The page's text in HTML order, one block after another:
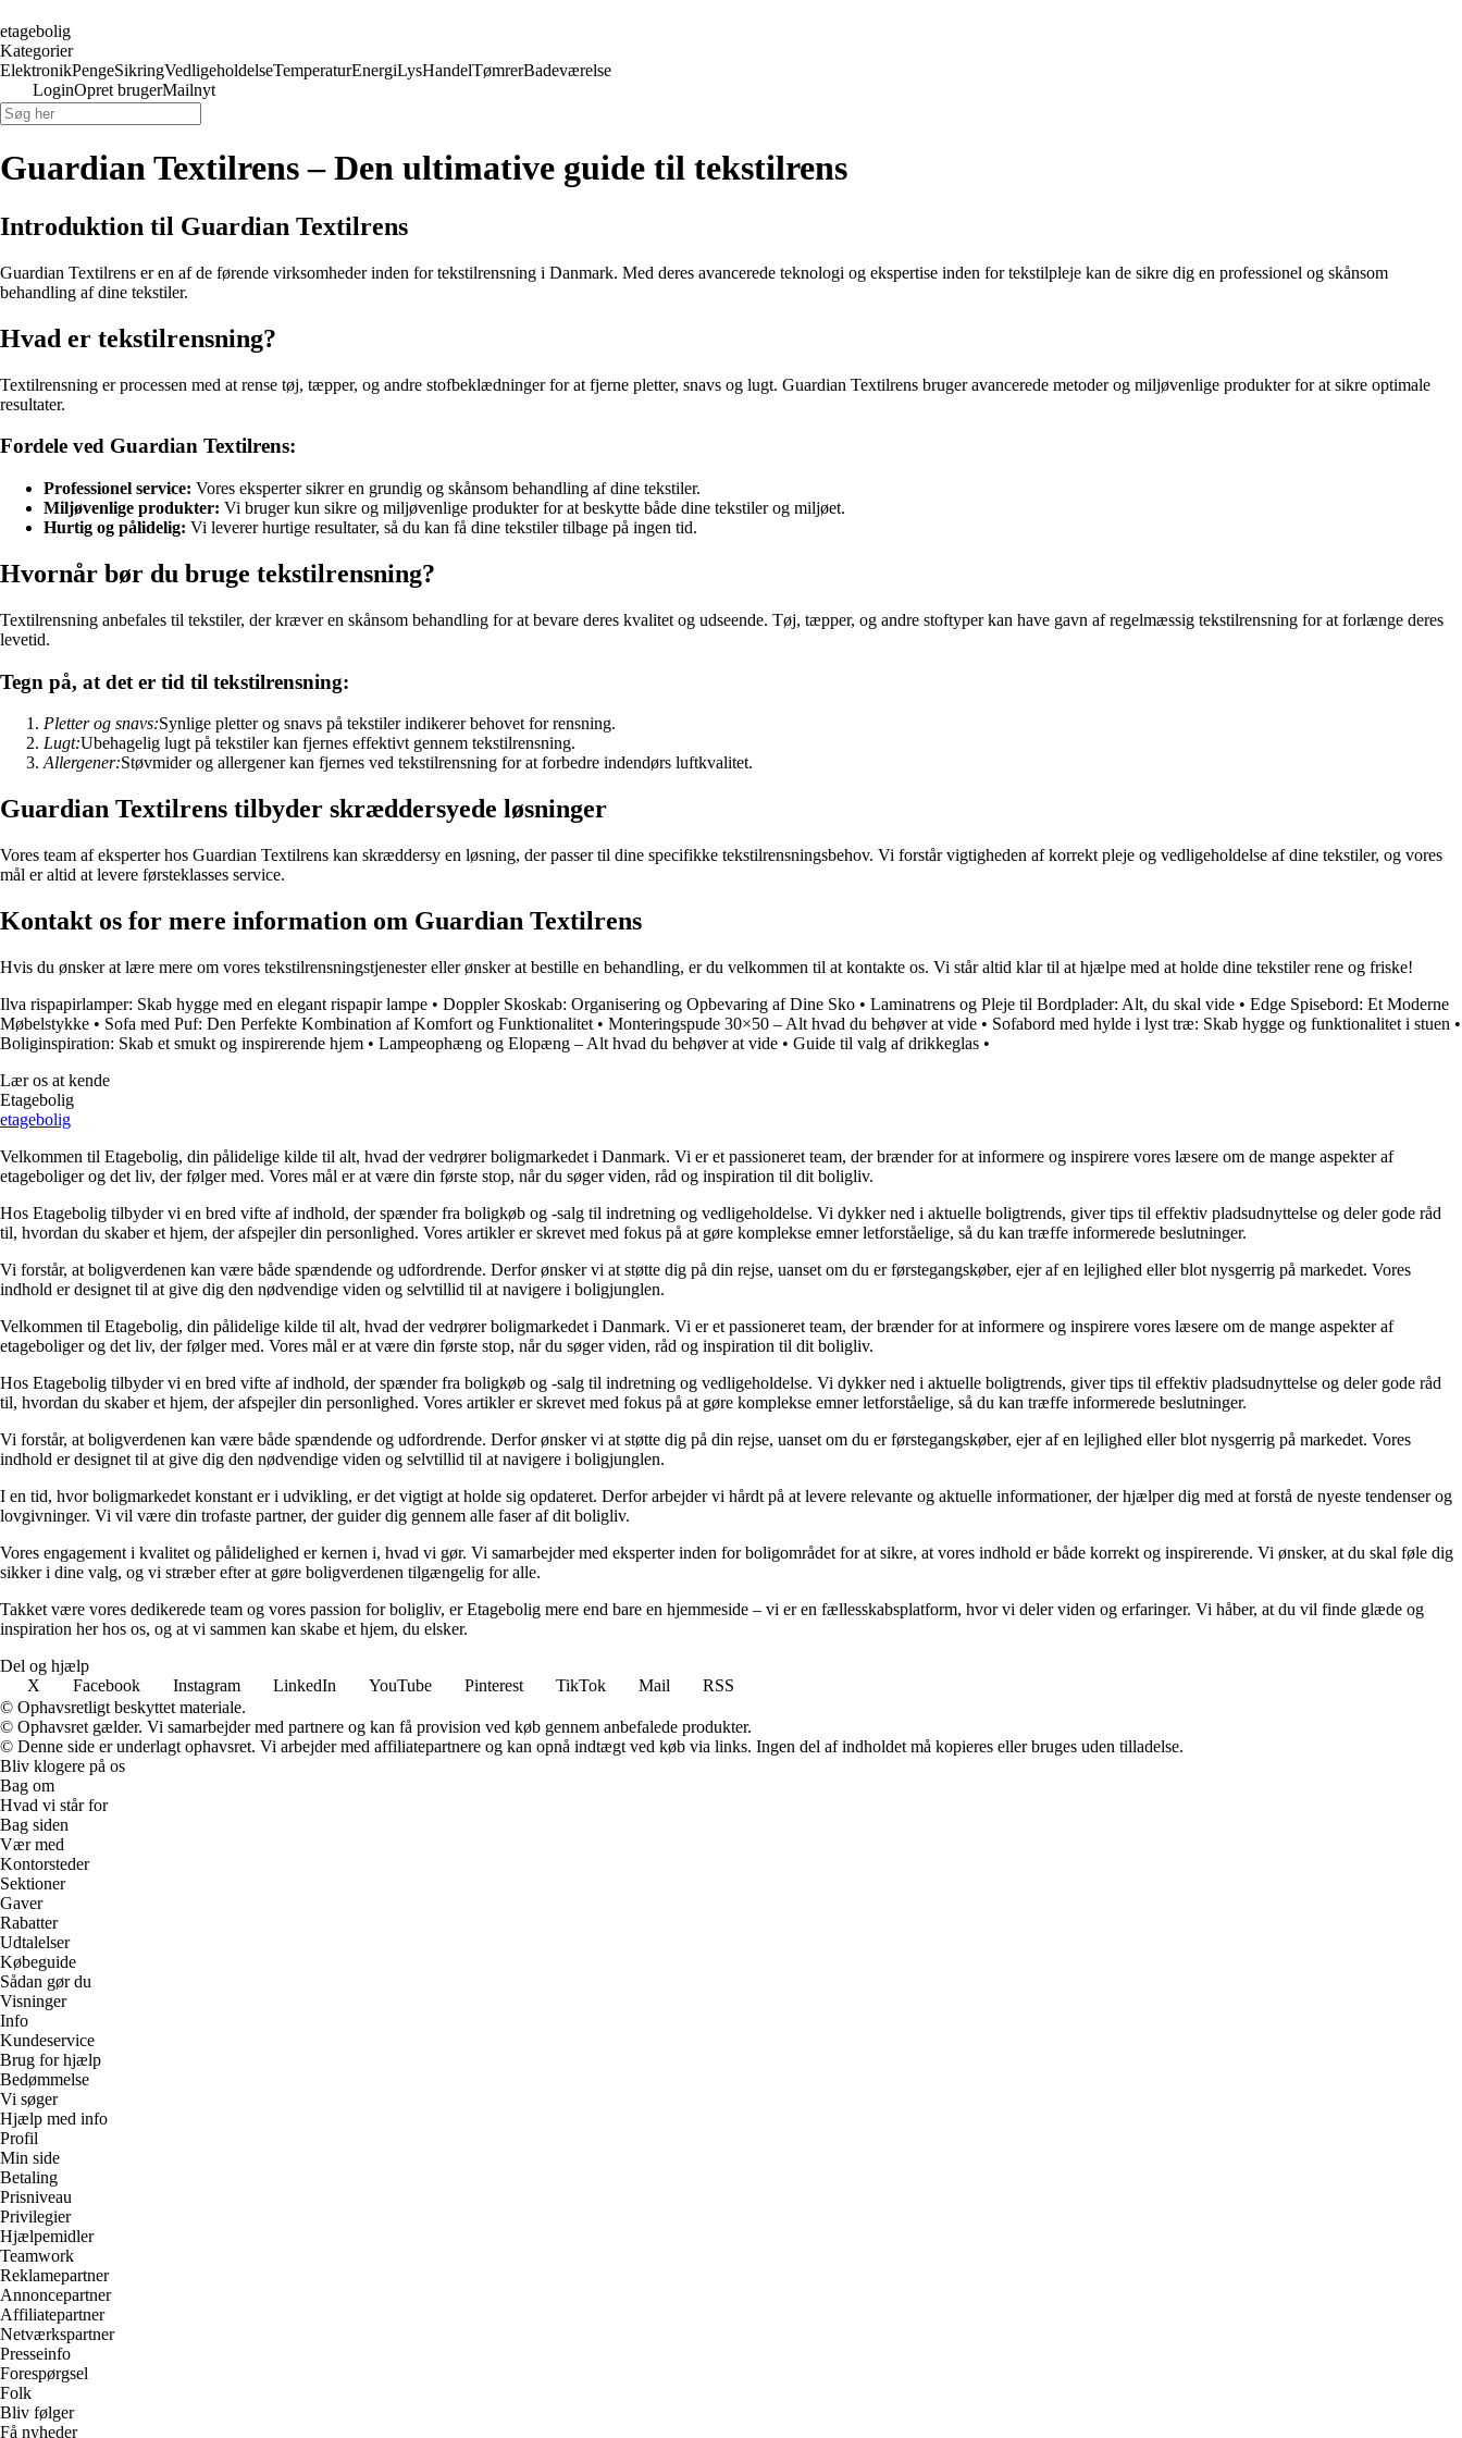
etagebolig
Kategorier
ElektronikPengeSikringVedligeholdelseTemperaturEnergiLysHandelTømrerBadeværelse
LoginOpret brugerMailnyt
Guardian Textilrens – Den ultimative guide til tekstilrens
Introduktion til Guardian Textilrens
Guardian Textilrens er en af de førende virksomheder inden for tekstilrensning i Danmark. Med deres avancerede teknologi og ekspertise inden for tekstilpleje kan de sikre dig en professionel og skånsom
behandling af dine tekstiler.
Hvad er tekstilrensning?
Textilrensning er processen med at rense tøj, tæpper, og andre stofbeklædninger for at fjerne pletter, snavs og lugt. Guardian Textilrens bruger avancerede metoder og miljøvenlige produkter for at sikre optimale
resultater.
Fordele ved Guardian Textilrens:
Professionel service: Vores eksperter sikrer en grundig og skånsom behandling af dine tekstiler.
Miljøvenlige produkter: Vi bruger kun sikre og miljøvenlige produkter for at beskytte både dine tekstiler og miljøet.
Hurtig og pålidelig: Vi leverer hurtige resultater, så du kan få dine tekstiler tilbage på ingen tid.
Hvornår bør du bruge tekstilrensning?
Textilrensning anbefales til tekstiler, der kræver en skånsom behandling for at bevare deres kvalitet og udseende. Tøj, tæpper, og andre stoftyper kan have gavn af regelmæssig tekstilrensning for at forlænge deres
levetid.
Tegn på, at det er tid til tekstilrensning:
Pletter og snavs:Synlige pletter og snavs på tekstiler indikerer behovet for rensning.
Lugt:Ubehagelig lugt på tekstiler kan fjernes effektivt gennem tekstilrensning.
Allergener:Støvmider og allergener kan fjernes ved tekstilrensning for at forbedre indendørs luftkvalitet.
Guardian Textilrens tilbyder skræddersyede løsninger
Vores team af eksperter hos Guardian Textilrens kan skræddersy en løsning, der passer til dine specifikke tekstilrensningsbehov. Vi forstår vigtigheden af korrekt pleje og vedligeholdelse af dine tekstiler, og vores
mål er altid at levere førsteklasses service.
Kontakt os for mere information om Guardian Textilrens
Hvis du ønsker at lære mere om vores tekstilrensningstjenester eller ønsker at bestille en behandling, er du velkommen til at kontakte os. Vi står altid klar til at hjælpe med at holde dine tekstiler rene og friske!
Ilva rispapirlamper: Skab hygge med en elegant rispapir lampe • Doppler Skoskab: Organisering og Opbevaring af Dine Sko • Laminatrens og Pleje til Bordplader: Alt, du skal vide • Edge Spisebord: Et Moderne
Møbelstykke • Sofa med Puf: Den Perfekte Kombination af Komfort og Funktionalitet • Monteringspude 30×50 – Alt hvad du behøver at vide • Sofabord med hylde i lyst træ: Skab hygge og funktionalitet i stuen •
Boliginspiration: Skab et smukt og inspirerende hjem • Lampeophæng og Elopæng – Alt hvad du behøver at vide • Guide til valg af drikkeglas •
Lær os at kende
Etagebolig
etagebolig
Velkommen til Etagebolig, din pålidelige kilde til alt, hvad der vedrører boligmarkedet i Danmark. Vi er et passioneret team, der brænder for at informere og inspirere vores læsere om de mange aspekter af
etageboliger og det liv, der følger med. Vores mål er at være din første stop, når du søger viden, råd og inspiration til dit boligliv.
Hos Etagebolig tilbyder vi en bred vifte af indhold, der spænder fra boligkøb og -salg til indretning og vedligeholdelse. Vi dykker ned i aktuelle boligtrends, giver tips til effektiv pladsudnyttelse og deler gode råd
til, hvordan du skaber et hjem, der afspejler din personlighed. Vores artikler er skrevet med fokus på at gøre komplekse emner letforståelige, så du kan træffe informerede beslutninger.
Vi forstår, at boligverdenen kan være både spændende og udfordrende. Derfor ønsker vi at støtte dig på din rejse, uanset om du er førstegangskøber, ejer af en lejlighed eller blot nysgerrig på markedet. Vores
indhold er designet til at give dig den nødvendige viden og selvtillid til at navigere i boligjunglen.
Velkommen til Etagebolig, din pålidelige kilde til alt, hvad der vedrører boligmarkedet i Danmark. Vi er et passioneret team, der brænder for at informere og inspirere vores læsere om de mange aspekter af
etageboliger og det liv, der følger med. Vores mål er at være din første stop, når du søger viden, råd og inspiration til dit boligliv.
Hos Etagebolig tilbyder vi en bred vifte af indhold, der spænder fra boligkøb og -salg til indretning og vedligeholdelse. Vi dykker ned i aktuelle boligtrends, giver tips til effektiv pladsudnyttelse og deler gode råd
til, hvordan du skaber et hjem, der afspejler din personlighed. Vores artikler er skrevet med fokus på at gøre komplekse emner letforståelige, så du kan træffe informerede beslutninger.
Vi forstår, at boligverdenen kan være både spændende og udfordrende. Derfor ønsker vi at støtte dig på din rejse, uanset om du er førstegangskøber, ejer af en lejlighed eller blot nysgerrig på markedet. Vores
indhold er designet til at give dig den nødvendige viden og selvtillid til at navigere i boligjunglen.
I en tid, hvor boligmarkedet konstant er i udvikling, er det vigtigt at holde sig opdateret. Derfor arbejder vi hårdt på at levere relevante og aktuelle informationer, der hjælper dig med at forstå de nyeste tendenser og
lovgivninger. Vi vil være din trofaste partner, der guider dig gennem alle faser af dit boligliv.
Vores engagement i kvalitet og pålidelighed er kernen i, hvad vi gør. Vi samarbejder med eksperter inden for boligområdet for at sikre, at vores indhold er både korrekt og inspirerende. Vi ønsker, at du skal føle dig
sikker i dine valg, og vi stræber efter at gøre boligverdenen tilgængelig for alle.
Takket være vores dedikerede team og vores passion for boligliv, er Etagebolig mere end bare en hjemmeside – vi er en fællesskabsplatform, hvor vi deler viden og erfaringer. Vi håber, at du vil finde glæde og
inspiration her hos os, og at vi sammen kan skabe et hjem, du elsker.
Del og hjælp
X
Facebook Instagram LinkedIn YouTube Pinterest TikTok Mail
RSS
© Ophavsretligt beskyttet materiale.
© Ophavsret gælder. Vi samarbejder med partnere og kan få provision ved køb gennem anbefalede produkter.
© Denne side er underlagt ophavsret. Vi arbejder med affiliatepartnere og kan opnå indtægt ved køb via links. Ingen del af indholdet må kopieres eller bruges uden tilladelse.
Bliv klogere på os
Bag om
Hvad vi står for
Bag siden
Vær med
Kontorsteder
Sektioner
Gaver
Rabatter
Udtalelser
Købeguide
Sådan gør du
Visninger
Info
Kundeservice
Brug for hjælp
Bedømmelse
Vi søger
Hjælp med info
Profil
Min side
Betaling
Prisniveau
Privilegier
Hjælpemidler
Teamwork
Reklamepartner
Annoncepartner
Affiliatepartner
Netværkspartner
Presseinfo
Forespørgsel
Folk
Bliv følger
Få nyheder